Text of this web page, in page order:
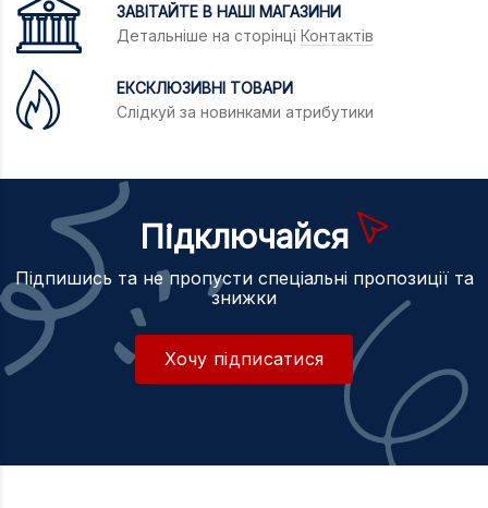
ЗАВІТАЙТЕ В НАШІ МАГАЗИНИ
Детальніше на сторінці Контактів
ЕКСКЛЮЗИВНІ ТОВАРИ
Слідкуй за новинками атрибутики
Підключайся
Підпишись та не пропусти спеціальні пропозиції та
знижки
Хочу підписатися